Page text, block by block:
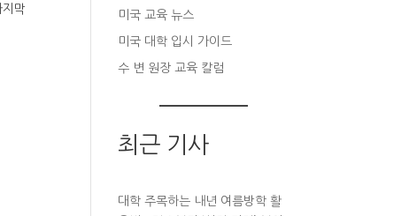
막
미국 교육 뉴스
미국 대학 입시 가이드
수 변 원장 교육 칼럼
최근 기사
대학 주목하는 내년 여름방학 활